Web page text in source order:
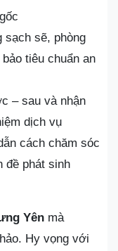
sạch sẽ, phòng
tiêu chuẩn an
– sau và nhận
dịch vụ
cách chăm sóc
đề phát sinh
Yên mà
Hy vọng với